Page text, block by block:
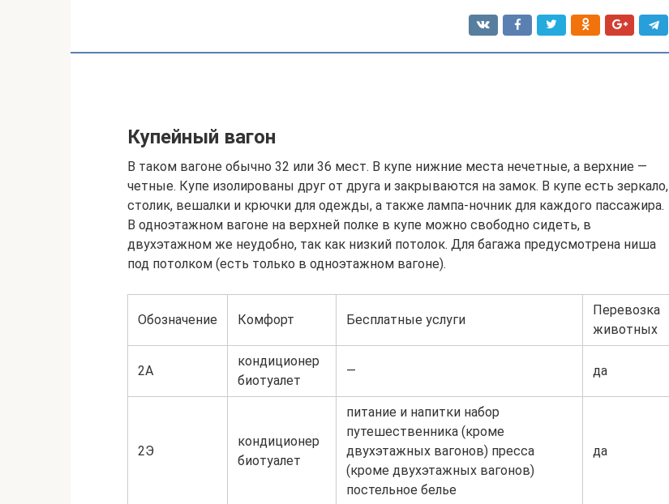
Купейный вагон
В таком вагоне обычно 32 или 36 мест. В купе нижние места нечетные, а верхние —
четные. Купе изолированы друг от друга и закрываются на замок. В купе есть зеркало,
столик, вешалки и крючки для одежды, а также лампа-ночник для каждого пассажира.
В одноэтажном вагоне на верхней полке в купе можно свободно сидеть, в
двухэтажном же неудобно, так как низкий потолок. Для багажа предусмотрена ниша
под потолком (есть только в одноэтажном вагоне).
Обозначение Комфорт Бесплатные услуги
Перевозка
животных
2А
кондиционер
биотуалет
— да
2Э
кондиционер
биотуалет
питание и напитки набор
путешественника (кроме
двухэтажных вагонов) пресса
(кроме двухэтажных вагонов)
постельное белье
да